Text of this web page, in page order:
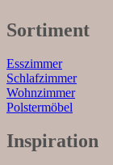
Sortiment
Esszimmer
Schlafzimmer
Wohnzimmer
Polstermöbel
Inspiration